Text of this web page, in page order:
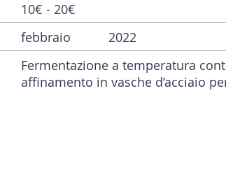
10€ - 20€
febbraio
2022
Fermentazione a temperatura
affinamento in vasche d’acciaio